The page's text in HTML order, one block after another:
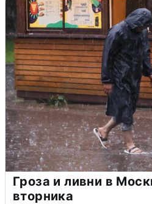
Гроза и ливни в
вторника